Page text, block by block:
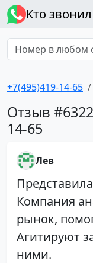
Кто звонил
+7(495)419-14-65
Отзыв
14-65
Лев
Компания
рынок,
Агитируют
ними.